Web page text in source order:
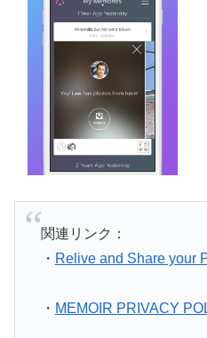
関連リンク：
・ Relive and Share your
・ MEMOIR PRIVACY